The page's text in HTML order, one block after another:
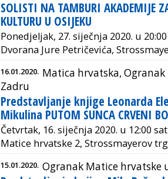
SOLISTI NA TAMBURI AKADEMIJE
KULTURU U OSIJEKU
Ponedjeljak, 27. siječnja 2020. u
Dvorana Jure Petričevića,
16.01.2020. Matica hrvatska,
Zadru
Predstavljanje knjige Leonarda
Mikulina PUTOM SUNCA CRVENI
Četvrtak, 16. siječnja 2020. u 12:00
Matice hrvatske 2, Strossmayerov
15.01.2020. Ogranak Matice hrvatske